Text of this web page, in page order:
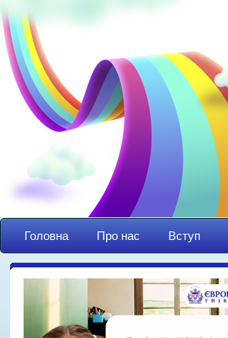
Головна Про нас Вступ